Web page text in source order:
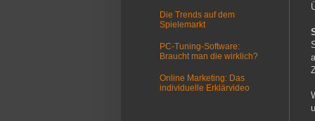
Die Trends auf dem
Spielemarkt
PC-Tuning-Software:
Braucht man die wirklich?
Online Marketing: Das
individuelle Erklärvideo